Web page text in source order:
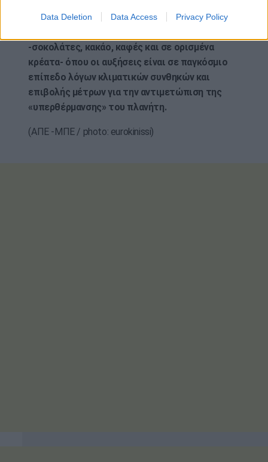
Data Deletion Data Access Privacy Policy
στην ΕΕ και εξήγησε ότι οι ανατιμήσεις
-σοκολάτες, κακάο, καφές και σε ορισμένα
κρέατα- όπου οι αυξήσεις είναι σε παγκόσμιο
επίπεδο λόγων κλιματικών συνθηκών και
επιβολής μέτρων για την αντιμετώπιση της
«υπερθέρμανσης» του πλανήτη.
(ΑΠΕ -ΜΠΕ / photo: eurokinissi)